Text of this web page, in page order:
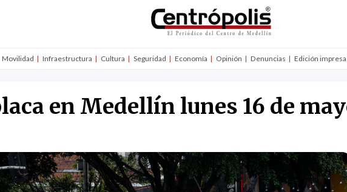
Movilidad Infraestructura Cultura Seguridad Economía Opinión Denuncias Edición impresa
en Medellín lunes 16 de